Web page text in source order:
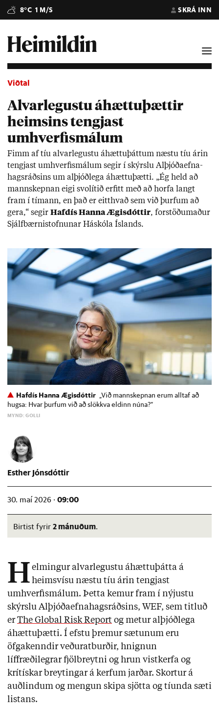
8°C 1 M/S SKRÁ INN
Viðtal
Alvarlegustu áhættuþættir
heimsins tengjast
umhverfismálum
Fimm af tíu al­var­leg­ustu áhættu­þátt­um næstu tíu ár­in
tengj­ast um­hverf­is­mál­um seg­ir í skýrslu Al­þjóða­efna­
hags­ráðs­ins um al­þjóð­lega áhættu­þætti. „Ég held að
mann­skepn­an eigi svo­lít­ið erfitt með að horfa langt
fram í tím­ann, en það er eitt­hvað sem við þurf­um að
gera,“ seg­ir Haf­dís Hanna Æg­is­dótt­ir, for­stöðu­mað­ur
Sjálf­bærni­stofn­un­ar Há­skóla Ís­lands.
Hafdís Hanna Ægisdóttir „Við mannskepnan erum alltaf að
hugsa: Hvar þurfum við að slökkva eldinn núna?“
MYND: GOLLI
Esther Jónsdóttir
30. maí 2026 · 09:00
Birtist fyrir 2 mánuðum.
H elmingur alvarlegustu áhættuþátta á
heimsvísu næstu tíu árin tengjast
umhverfismálum. Þetta kemur fram í nýjustu
skýrslu Alþjóðaefnahagsráðsins, WEF, sem titluð
erThe Global Risk Report og metur alþjóðlega
áhættuþætti. Í efstu þremur sætunum eru
öfgakenndir veðuratburðir, hnignun
líffræðilegrar fjölbreytni og hrun vistkerfa og
krítískar breytingar á kerfum jarðar. Skortur á
auðlindum og mengun skipa sjötta og tíunda sæti
listans.